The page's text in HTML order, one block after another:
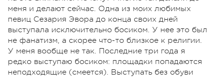
меня и делают сейчас. Одна из моих любимых
певиц Сезария Эвора до конца своих дней
выступала исключительно босиком. У нее это был
не фанатизм, а скорее что-то близкое к религии.
У меня вообще не так. Последние три года я
редко выступаю босиком: площадки попадаются
неподходящие (смеется). Выступать без обуви